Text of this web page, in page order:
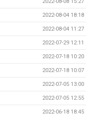
2022-08-04 18:18
2022-08-04 11:27
2022-07-29 12:11
2022-07-18 10:20
2022-07-18 10:07
2022-07-05 13:00
2022-07-05 12:55
2022-06-18 18:45